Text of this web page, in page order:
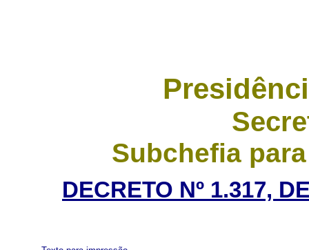
Subchefia
DECRETO Nº 1.317,